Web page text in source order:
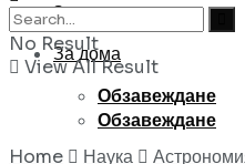
За дома
Обзавеждане
За дома
Обзавеждане
No Result
View All Result
Home Наука